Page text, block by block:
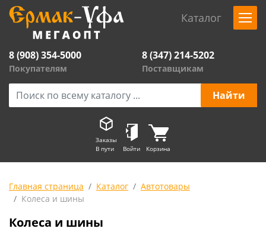
Каталог
8 (908) 354-5000
Покупателям
8 (347) 214-5202
Поставщикам
Заказы
В пути
Войти Корзина
Главная страница Каталог
Автотовары
Колеса и шины
Колеса и шины